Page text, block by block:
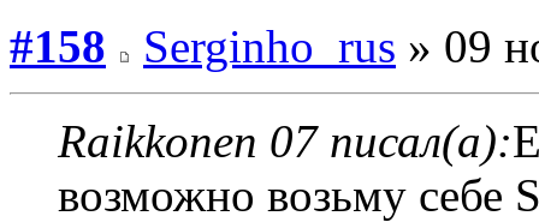
#158
Serginho_rus » 09
Raikkonen 07 писал(а):
возможно возьму себе